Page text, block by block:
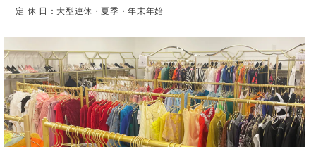
定 休 日：大型連休・夏季・年末年始